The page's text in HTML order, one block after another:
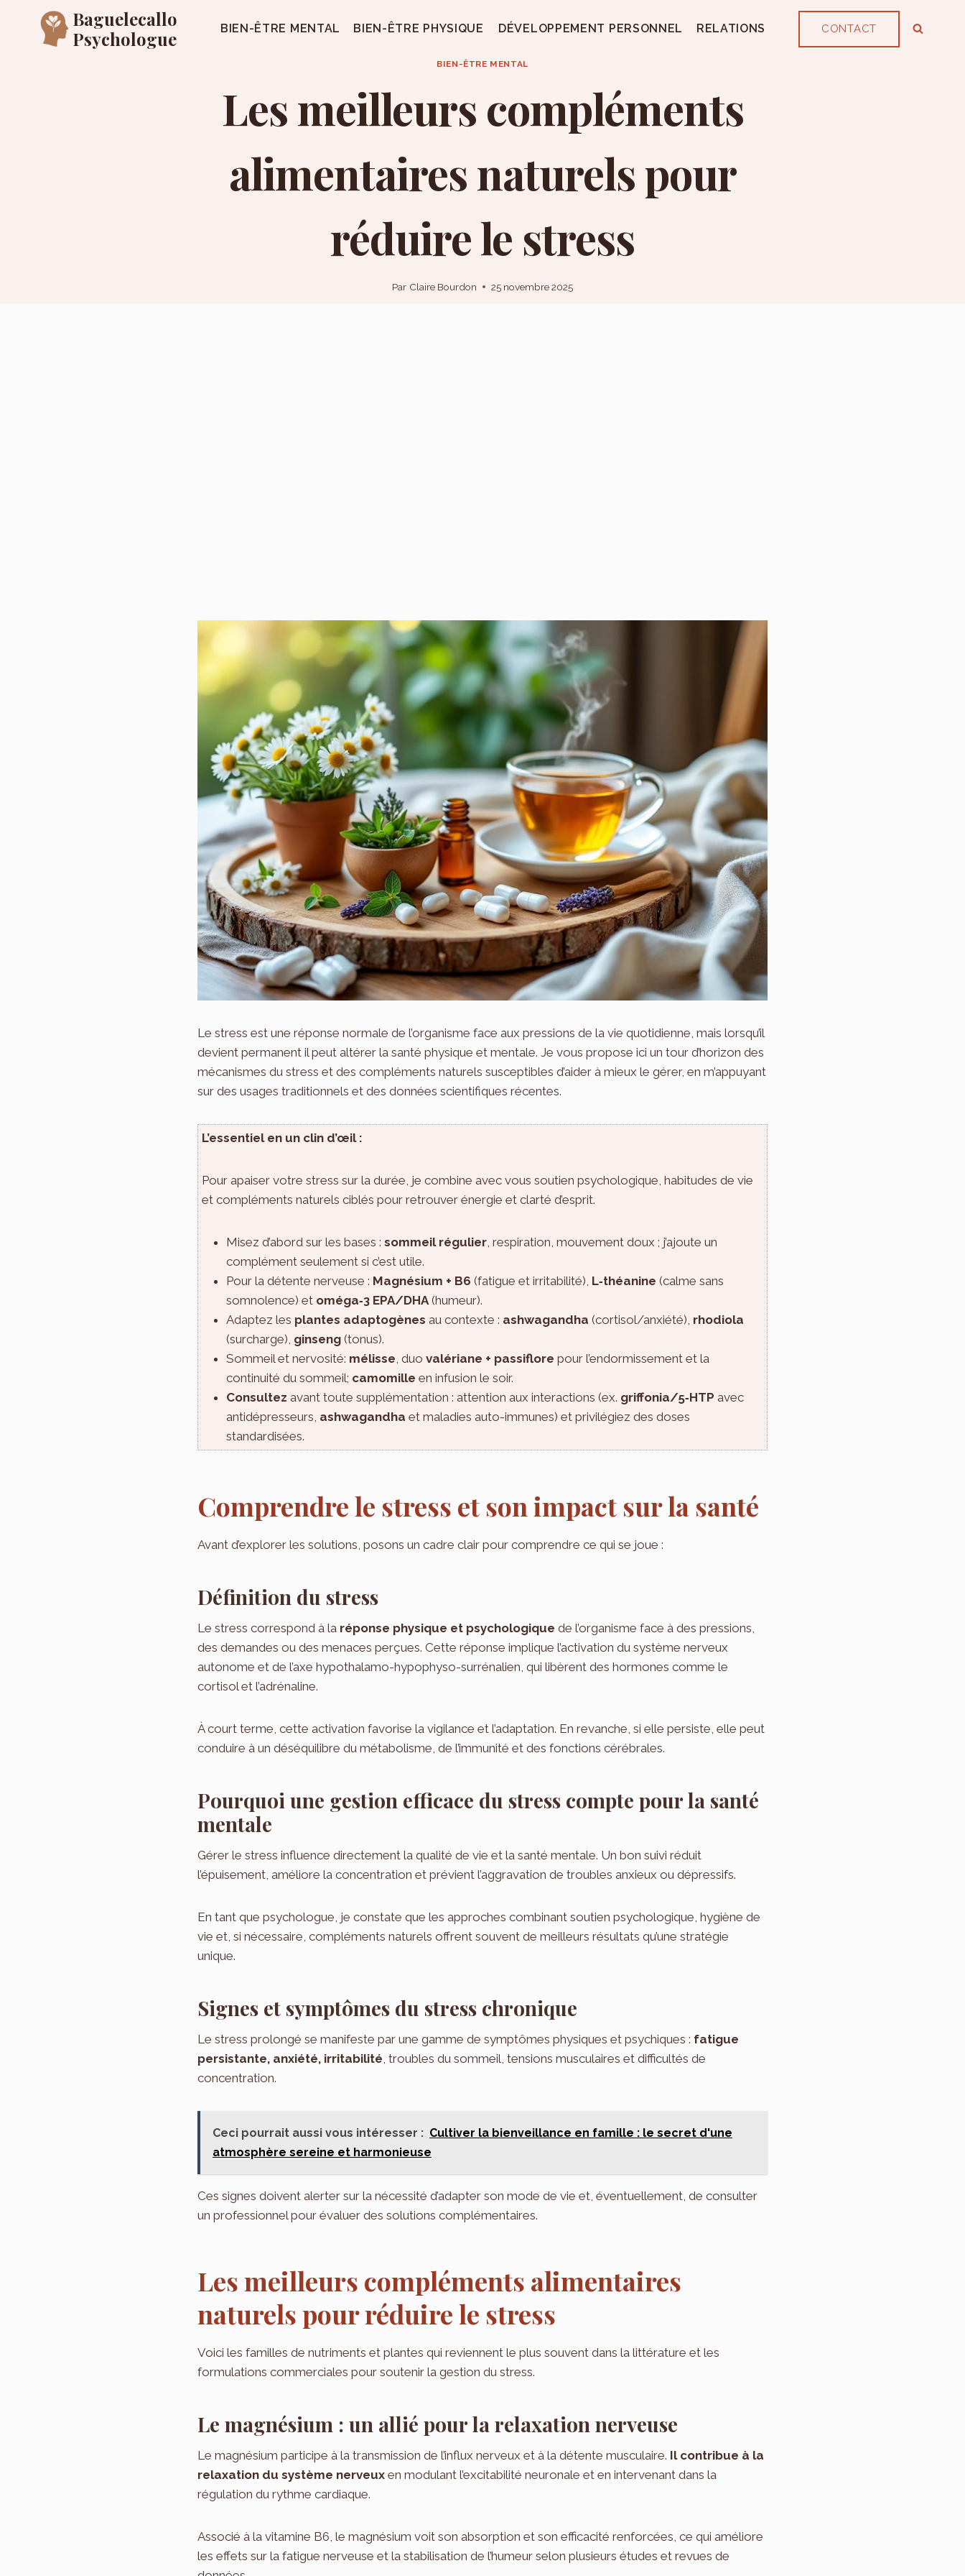
contenu
Baguelecallo
Psychologue
BIEN-ÊTRE MENTAL BIEN-ÊTRE PHYSIQUE DÉVELOPPEMENT PERSONNEL RELATIONS CONTACT
BIEN-ÊTRE MENTAL
Les meilleurs compléments
alimentaires naturels pour
réduire le stress
Par Claire Bourdon 25 novembre 2025
Le stress est une réponse normale de l’organisme face aux pressions de la vie quotidienne, mais lorsqu’il
devient permanent il peut altérer la santé physique et mentale. Je vous propose ici un tour d’horizon des
mécanismes du stress et des compléments naturels susceptibles d’aider à mieux le gérer, en m’appuyant
sur des usages traditionnels et des données scientifiques récentes.
L’essentiel en un clin d’œil :
Pour apaiser votre stress sur la durée, je combine avec vous soutien psychologique, habitudes de vie
et compléments naturels ciblés pour retrouver énergie et clarté d’esprit.
Misez d’abord sur les bases : sommeil régulier, respiration, mouvement doux ; j’ajoute un
complément seulement si c’est utile.
Pour la détente nerveuse : Magnésium + B6 (fatigue et irritabilité), L‑théanine (calme sans
somnolence) et oméga‑3 EPA/DHA(humeur).
Adaptez les plantes adaptogènes au contexte : ashwagandha (cortisol/anxiété), rhodiola
(surcharge), ginseng (tonus).
Sommeil et nervosité: mélisse, duo valériane + passiflore pour l’endormissement et la
continuité du sommeil; camomille en infusion le soir.
Consultez avant toute supplémentation : attention aux interactions (ex. griffonia/5‑HTP avec
antidépresseurs, ashwagandha et maladies auto-immunes) et privilégiez des doses
standardisées.
Comprendre le stress et son impact sur la santé
Avant d’explorer les solutions, posons un cadre clair pour comprendre ce qui se joue :
Définition du stress
Le stress correspond à la réponse physique et psychologique de l’organisme face à des pressions,
des demandes ou des menaces perçues. Cette réponse implique l’activation du système nerveux
autonome et de l’axe hypothalamo-hypophyso-surrénalien, qui libèrent des hormones comme le
cortisol et l’adrénaline.
À court terme, cette activation favorise la vigilance et l’adaptation. En revanche, si elle persiste, elle peut
conduire à un déséquilibre du métabolisme, de l’immunité et des fonctions cérébrales.
Pourquoi une gestion efficace du stress compte pour la santé
mentale
Gérer le stress influence directement la qualité de vie et la santé mentale. Un bon suivi réduit
l’épuisement, améliore la concentration et prévient l’aggravation de troubles anxieux ou dépressifs.
En tant que psychologue, je constate que les approches combinant soutien psychologique, hygiène de
vie et, si nécessaire, compléments naturels offrent souvent de meilleurs résultats qu’une stratégie
unique.
Signes et symptômes du stress chronique
Le stress prolongé se manifeste par une gamme de symptômes physiques et psychiques : fatigue
persistante, anxiété, irritabilité, troubles du sommeil, tensions musculaires et difficultés de
concentration.
Ceci pourrait aussi vous intéresser : Cultiver la bienveillance en famille : le secret d'une
atmosphère sereine et harmonieuse
Ces signes doivent alerter sur la nécessité d’adapter son mode de vie et, éventuellement, de consulter
un professionnel pour évaluer des solutions complémentaires.
Les meilleurs compléments alimentaires
naturels pour réduire le stress
Voici les familles de nutriments et plantes qui reviennent le plus souvent dans la littérature et les
formulations commerciales pour soutenir la gestion du stress.
Le magnésium : un allié pour la relaxation nerveuse
Le magnésium participe à la transmission de l’influx nerveux et à la détente musculaire. Il contribue à la
relaxation du système nerveux en modulant l’excitabilité neuronale et en intervenant dans la
régulation du rythme cardiaque.
Associé à la vitamine B6, le magnésium voit son absorption et son efficacité renforcées, ce qui améliore
les effets sur la fatigue nerveuse et la stabilisation de l’humeur selon plusieurs études et revues de